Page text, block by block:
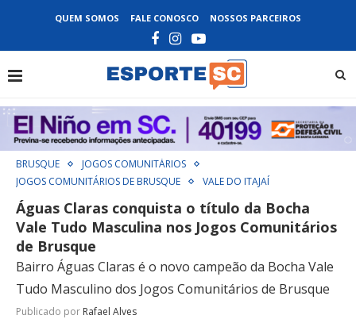
QUEM SOMOS FALE CONOSCO NOSSOS PARCEIROS
BRUSQUE
JOGOS COMUNITÁRIOS
JOGOS COMUNITÁRIOS DE BRUSQUE
VALE DO ITAJAÍ
Águas Claras conquista o título da Bocha
Vale Tudo Masculina nos Jogos Comunitários
de Brusque
Bairro Águas Claras é o novo campeão da Bocha Vale
Tudo Masculino dos Jogos Comunitários de Brusque
Publicado por Rafael Alves